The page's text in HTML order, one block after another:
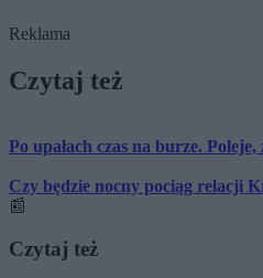
Reklama
Czytaj też
Po upałach czas na burze.
Czy będzie nocny pociąg relacji
📰
Czytaj też